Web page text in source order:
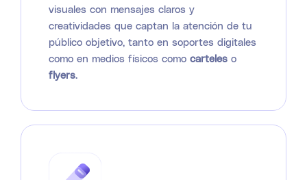
visuales con mensajes claros y
creatividades que captan la atención de tu
público objetivo, tanto en soportes digitales
como en medios físicos como carteles o
flyers.